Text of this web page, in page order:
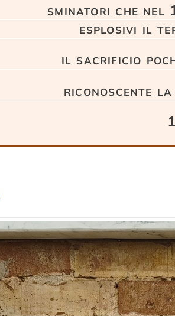
sminatori che
esplosivi il
il sacrificio
riconoscente